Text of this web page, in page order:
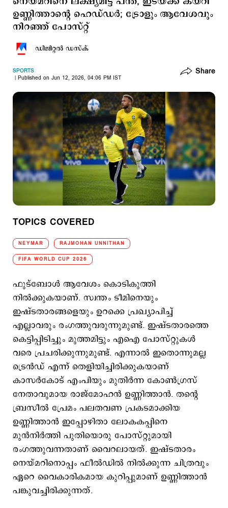
ഉണ്ണിത്താന്‍റെ ഹെഡ്ഡര്‍; ട്രോളും ആവേശവും
നിറഞ്ഞ് പോസ്റ്റ്
ഡിജിറ്റല്‍ ഡസ്ക്
SPORTS
Published on Jun 12, 2026, 04:06 PM IST
Share
TOPICS COVERED
NEYMAR RAJMOHAN UNNITHAN
FIFA WORLD CUP 2026
ഫുട്ബോള്‍ ആവേശം കൊടികുത്തി
നില്‍ക്കുകയാണ്. സ്വന്തം ടീമിനെയും
ഇഷ്ടതാരങ്ങളെയും ഉറക്കെ പ്രഖ്യാപിച്ച്
എല്ലാവരും രംഗത്തുവരുന്നുമുണ്ട്. ഇഷ്ടതാരത്തെ
കെട്ടിപ്പിടിച്ചും മുത്തമിട്ടും എഐ പോസ്റ്റുകള്‍
വരെ പ്രചരിക്കുന്നുമുണ്ട്. എന്നാല്‍ ഇതൊന്നുമല്ല
ട്രെന്‍ഡ് എന്ന് തെളിയിച്ചിരിക്കുകയാണ്
കാസര്‍കോട് എംപിയും മുതിര്‍ന്ന കോണ്‍ഗ്രസ്
നേതാവുമായ രാജ്മോഹന്‍ ഉണ്ണിത്താന്‍. തന്‍റെ
ബ്രസീല്‍ പ്രേമം പലതവണ പ്രകടമാക്കിയ
ഉണ്ണിത്താന്‍ ഇപ്പോഴിതാ ലോകകപ്പിനെ
മുന്‍നിര്‍ത്തി പുതിയൊരു പോസ്റ്റുമായി
രംഗത്തുവന്നതാണ് വൈറലായത്. ഇഷ്ടതാരം
നെയ്മറിനൊപ്പം ഫീല്‍ഡില്‍ നില്‍ക്കുന്ന ചിത്രവും
ഏറെ വൈകാരികമായ കുറിപ്പുമാണ് ഉണ്ണിത്താന്‍
പങ്കുവച്ചിരിക്കുന്നത്.